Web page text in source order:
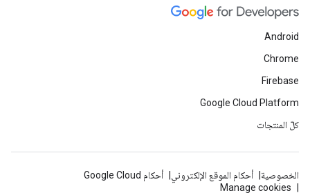
Android
Chrome
Firebase
Google Cloud Platform
كلّ المنتجات
الخصوصية أحكام الموقع الإلكتروني
أحكام Google Cloud
Manage cookies